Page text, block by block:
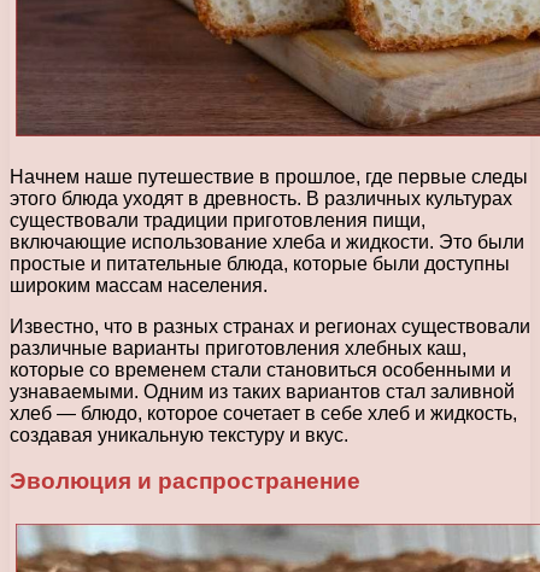
Начнем наше путешествие в прошлое, где первые следы
этого блюда уходят в древность. В различных культурах
существовали традиции приготовления пищи,
включающие использование хлеба и жидкости. Это были
простые и питательные блюда, которые были доступны
широким массам населения.
Известно, что в разных странах и регионах существовали
различные варианты приготовления хлебных каш,
которые со временем стали становиться особенными и
узнаваемыми. Одним из таких вариантов стал заливной
хлеб — блюдо, которое сочетает в себе хлеб и жидкость,
создавая уникальную текстуру и вкус.
Эволюция и распространение